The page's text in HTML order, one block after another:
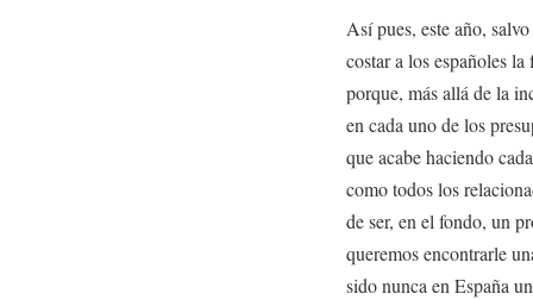
Así pues, este año,
costar a los españoles
porque, más allá de la
en cada uno de los
que acabe haciendo
como todos los
de ser, en el fondo, un
queremos encontrarle
sido nunca en España